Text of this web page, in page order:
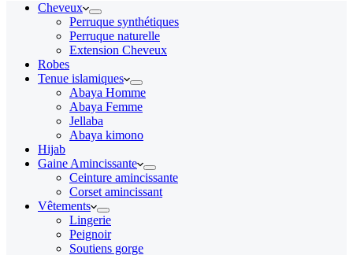
Cheveux
Perruque synthétiques
Perruque naturelle
Extension Cheveux
Robes
Tenue islamiques
Abaya Homme
Abaya Femme
Jellaba
Abaya kimono
Hijab
Gaine Amincissante
Ceinture amincissante
Corset amincissant
Vêtements
Lingerie
Peignoir
Soutiens gorge